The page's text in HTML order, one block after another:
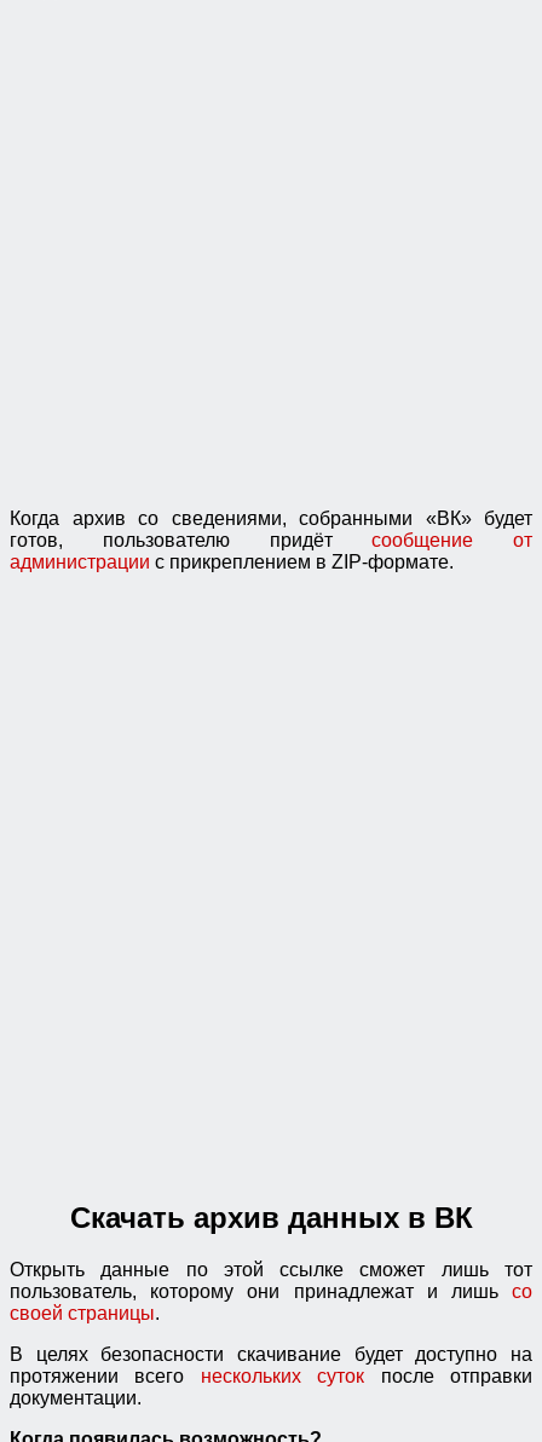
Когда архив со сведениями, собранными «ВК» будет
готов, пользователю придётсообщение от
администрации с прикреплением в ZIP-формате.
Скачать архив данных в ВК
Открыть данные по этой ссылке сможет лишь тот
пользователь, которому они принадлежат и лишьсо
своей страницы.
В целях безопасности скачивание будет доступно на
протяжении всего нескольких суток после отправки
документации.